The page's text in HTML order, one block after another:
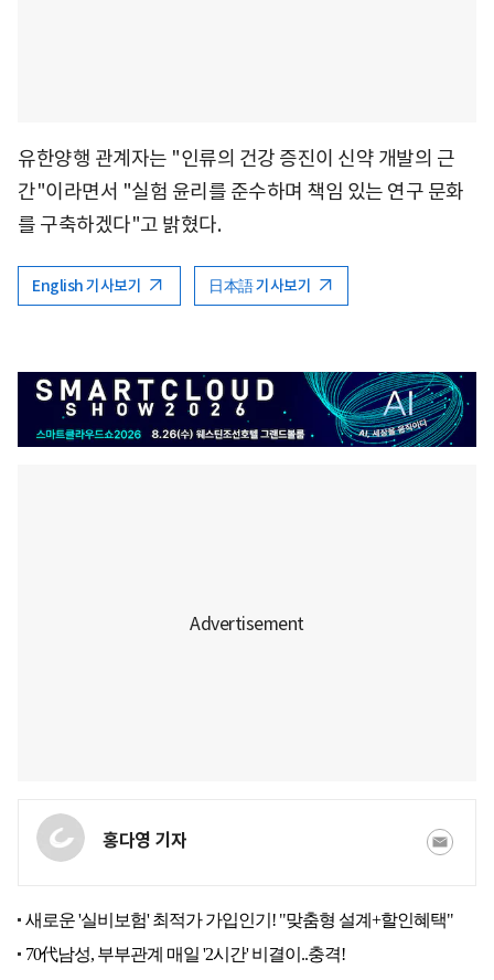
유한양행 관계자는 "인류의 건강 증진이 신약 개발의 근
간"이라면서 "실험 윤리를 준수하며 책임 있는 연구 문화
를 구축하겠다"고 밝혔다.
English 기사보기 日本語 기사보기
홍다영 기자